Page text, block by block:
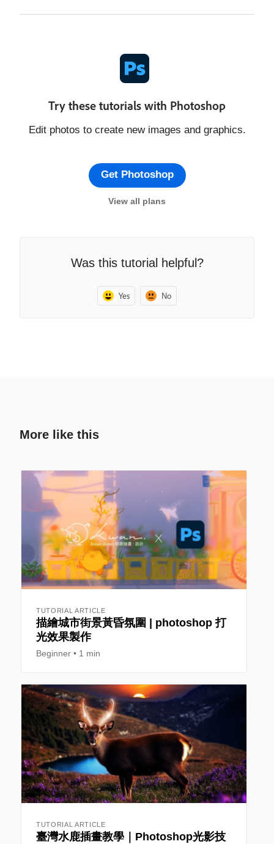
Try these tutorials with Photoshop
Edit photos to create new images and graphics.
Get Photoshop
View all plans
Was this tutorial helpful?
Yes No
More like this
TUTORIAL ARTICLE
描繪城市街景黃昏氛圍 | photoshop 打
光效果製作
Beginner 1 min
TUTORIAL ARTICLE
臺灣水鹿插畫教學｜Photoshop光影技